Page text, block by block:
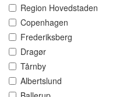
Region Hovedstaden
Copenhagen
Frederiksberg
Dragør
Tårnby
Albertslund